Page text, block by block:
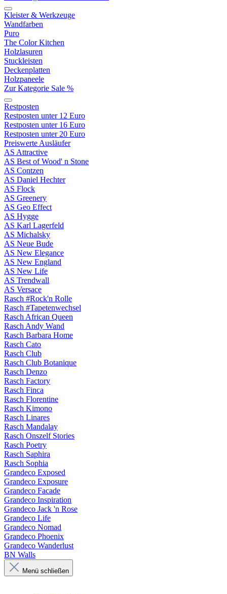
Kleister & Werkzeuge
Wandfarben
Puro
The Color Kitchen
Holzlasuren
Stuckleisten
Deckenplatten
Holzpaneele
Zur Kategorie Sale %
Restposten
Restposten unter 12 Euro
Restposten unter 16 Euro
Restposten unter 20 Euro
Preiswerte Ausläufer
AS Attractive
AS Best of Wood' n Stone
AS Contzen
AS Daniel Hechter
AS Flock
AS Greenery
AS Geo Effect
AS Hygge
AS Karl Lagerfeld
AS Michalsky
AS Neue Bude
AS New Elegance
AS New England
AS New Life
AS Trendwall
AS Versace
Rasch #Rock'n Rolle
Rasch #Tapetenwechsel
Rasch African Queen
Rasch Andy Wand
Rasch Barbara Home
Rasch Cato
Rasch Club
Rasch Club Botanique
Rasch Denzo
Rasch Factory
Rasch Finca
Rasch Florentine
Rasch Kimono
Rasch Linares
Rasch Mandalay
Rasch Onszelf Stories
Rasch Poetry
Rasch Saphira
Rasch Sophia
Grandeco Exposed
Grandeco Exposure
Grandeco Facade
Grandeco Inspiration
Grandeco Jack 'n Rose
Grandeco Life
Grandeco Nomad
Grandeco Phoenix
Grandeco Wanderlust
BN Walls
Menü schließen